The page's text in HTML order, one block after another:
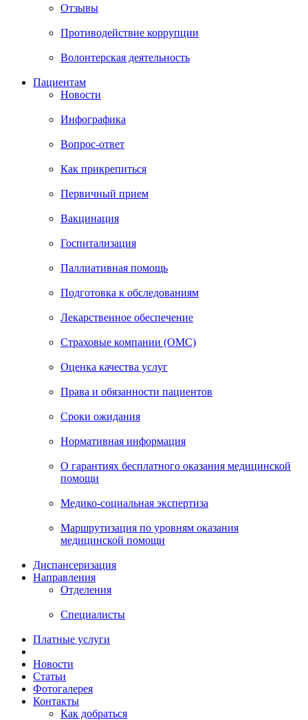
Отзывы
Противодействие коррупции
Волонтерская деятельность
Пациентам
Новости
Инфографика
Вопрос-ответ
Как прикрепиться
Первичный прием
Вакцинация
Госпитализация
Паллиативная помощь
Подготовка к обследованиям
Лекарственное обеспечение
Страховые компании (ОМС)
Оценка качества услуг
Права и обязанности пациентов
Сроки ожидания
Нормативная информация
О гарантиях бесплатного оказания медицинской
помощи
Медико-социальная экспертиза
Маршрутизация по уровням оказания
медицинской помощи
Диспансеризация
Направления
Отделения
Специалисты
Платные услуги
Новости
Статьи
Фотогалерея
Контакты
Как добраться